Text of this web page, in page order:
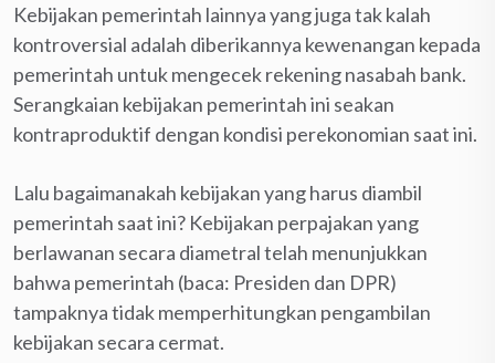
Kebijakan pemerintah lainnya yang juga tak kalah
kontroversial adalah diberikannya kewenangan kepada
pemerintah untuk mengecek rekening nasabah bank.
Serangkaian kebijakan pemerintah ini seakan
kontraproduktif dengan kondisi perekonomian saat ini.
Lalu bagaimanakah kebijakan yang harus diambil
pemerintah saat ini? Kebijakan perpajakan yang
berlawanan secara diametral telah menunjukkan
bahwa pemerintah (baca: Presiden dan DPR)
tampaknya tidak memperhitungkan pengambilan
kebijakan secara cermat.